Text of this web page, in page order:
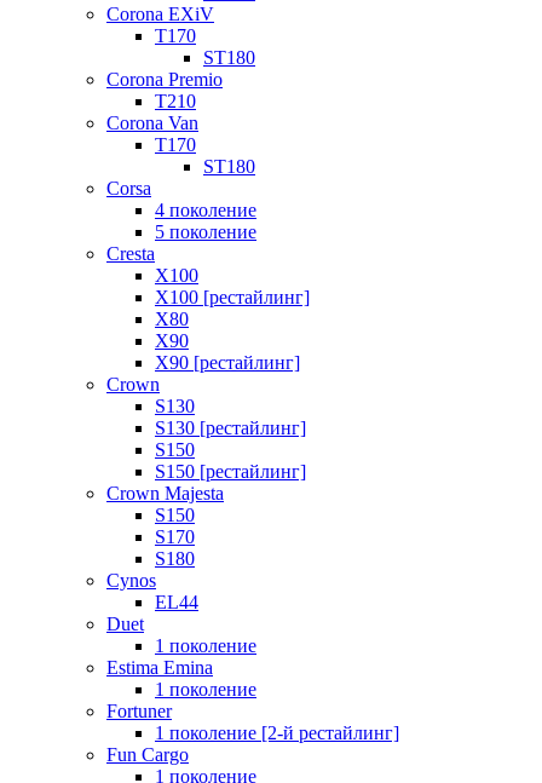
Corona EXiV
T170
ST180
Corona Premio
T210
Corona Van
T170
ST180
Corsa
4 поколение
5 поколение
Cresta
X100
X100 [рестайлинг]
X80
X90
X90 [рестайлинг]
Crown
S130
S130 [рестайлинг]
S150
S150 [рестайлинг]
Crown Majesta
S150
S170
S180
Cynos
EL44
Duet
1 поколение
Estima Emina
1 поколение
Fortuner
1 поколение [2-й рестайлинг]
Fun Cargo
1 поколение